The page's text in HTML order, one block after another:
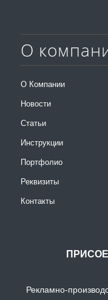
О
О Компании
Новости
Статьи
Инструкции
Портфолио
Реквизиты
Контакты
Рекламно-